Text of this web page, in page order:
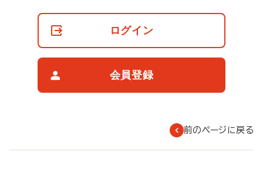
ログイン
会員登録
前のページに戻る